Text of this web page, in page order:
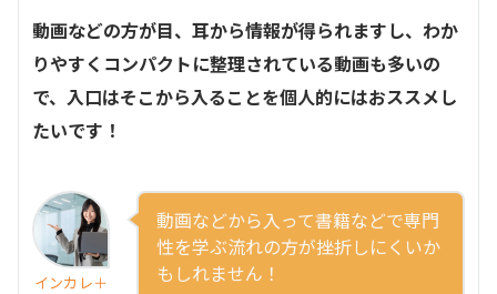
動画などの方が目、耳から情報が得られますし、わか
りやすくコンパクトに整理されている動画も多いの
で、入口はそこから入ることを個人的にはおススメし
たいです！
インカレ＋
動画などから入って書籍などで専門
性を学ぶ流れの方が挫折しにくいか
もしれません！